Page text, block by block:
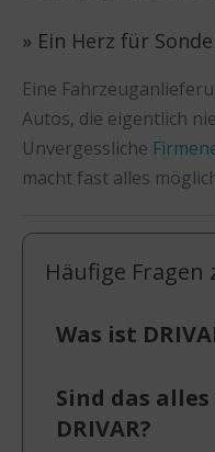
» Ein Herz für
Eine
Autos, die eigentlich
Unvergessliche
macht fast alles
Häufige Fragen
Was ist
Sind das
DRIVAR?